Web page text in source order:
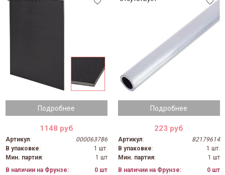
Подробнее
1148 руб
Артикул:
000063786
В упаковке:
1 шт.
Мин. партия:
1 шт
В наличии на Фрунзе:
0 шт
Подробнее
223 руб
Артикул:
82179614
В упаковке:
1 шт.
Мин. партия:
1 шт
В наличии на Фрунзе:
0 шт